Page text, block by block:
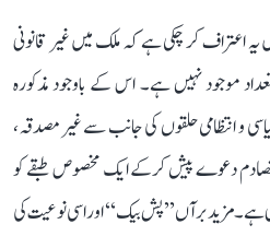
اعتراف کر چکی ہے کہ ملک میں غیر قانونی
موجود نہیں ہے۔ اس کے باوجود مذکورہ
و انتظامی حلقوں کی جانب سے غیر مصدقہ،
متصادم دعوے پیش کرکے ایک مخصوص طبقے کو
برآں ’’پش بیک‘‘ اور اسی نوعیت کی